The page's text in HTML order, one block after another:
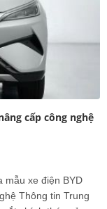
cấp công nghệ
mẫu xe điện BYD
Thông tin Trung